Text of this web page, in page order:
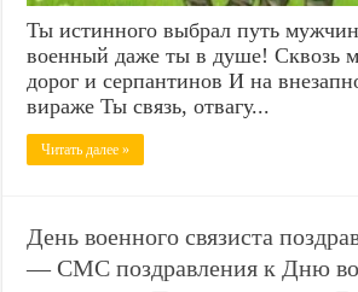
Ты истинного выбрал путь
военный даже ты в душе! Сквозь
дорог и серпантинов И на
вираже Ты связь, отвагу...
Читать далее »
День военного связиста
— СМС поздравления к Дню